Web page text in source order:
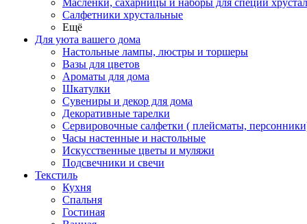
Масленки, сахарницы и наборы для специй
Салфетники хрустальные
Ещё
Для уюта вашего дома
Настольные лампы, люстры и торшеры
Вазы для цветов
Ароматы для дома
Шкатулки
Сувениры и декор для дома
Декоративные тарелки
Сервировочные салфетки ( плейсматы,
Часы настенные и настольные
Искусственные цветы и муляжи
Подсвечники и свечи
Текстиль
Кухня
Спальня
Гостиная